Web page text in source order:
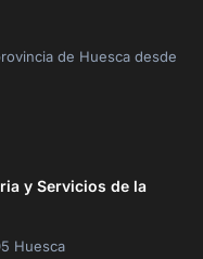
de Huesca desde
y Servicios de la
Huesca